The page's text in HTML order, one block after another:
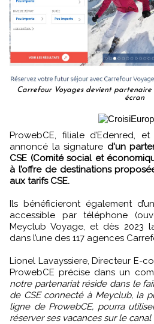
Carrefour Voyages devient
écran
ProwebCE, filiale d’Edenred, et Carrefour Voyages ont
annoncé la signature d'un
CSE (Comité social et
à l’offre de destinations
aux tarifs CSE.
Ils bénéficieront également
accessible par téléphone
Meyclub Voyage, et dès 2023
dans l’une des 117 agences
Lionel Lavayssiere, Directeur E-
ProwebCE précise dans un
notre partenariat réside dans le
de CSE connecté à Meyclub, la
ligne de ProwebCE, pourra
réserver ses vacances sur le canal